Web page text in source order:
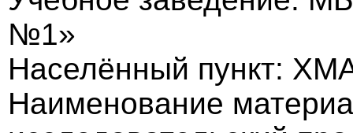
№1»
Населённый пункт:
Наименование